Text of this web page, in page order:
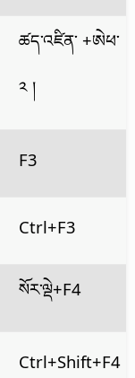
ཚད་འཛིན་ +ཨེཕ་
༢ །
F3
Ctrl+F3
སོར་ལྡེ+F4
Ctrl+Shift+F4